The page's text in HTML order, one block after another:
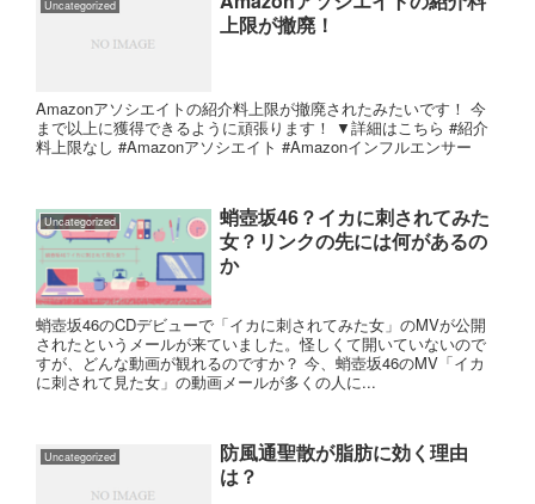
Uncategorized
上限が撤廃！
Amazonアソシエイトの紹介料上限が撤廃されたみたいです！ 今
まで以上に獲得できるように頑張ります！ ▼詳細はこちら #紹介
料上限なし #Amazonアソシエイト #Amazonインフルエンサー
Uncategorized
蛸壺坂46？イカに刺されてみた
女？リンクの先には何があるの
か
蛸壺坂46のCDデビューで「イカに刺されてみた女」のMVが公開
されたというメールが来ていました。怪しくて開いていないので
すが、どんな動画が観れるのですか？ 今、蛸壺坂46のMV「イカ
に刺されて見た女」の動画メールが多くの人に...
Uncategorized
防風通聖散が脂肪に効く理由
は？